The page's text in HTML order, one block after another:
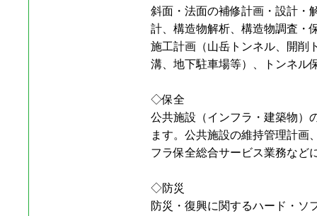
斜面・法面の補修計画・設計・
計、構造物解析、構造物調査・
施工計画（山岳トンネル、開削
溝、地下駐車場等）、トンネル
◇保全
公共施設（インフラ・建築物）
ます。公共施設の維持管理計画
フラ保全総合サービス業務など
◇防災
防災・復興に関するハード・ソ